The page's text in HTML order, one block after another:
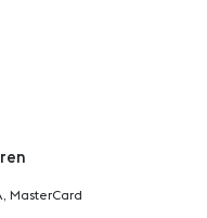
MasterCard